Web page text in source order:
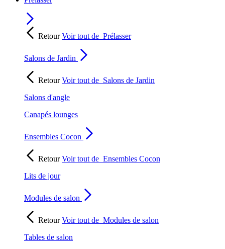
RetourVoir tout de Prélasser
Salons de Jardin
RetourVoir tout de Salons de Jardin
Salons d'angle
Canapés lounges
Ensembles Cocon
RetourVoir tout de Ensembles Cocon
Lits de jour
Modules de salon
RetourVoir tout de Modules de salon
Tables de salon